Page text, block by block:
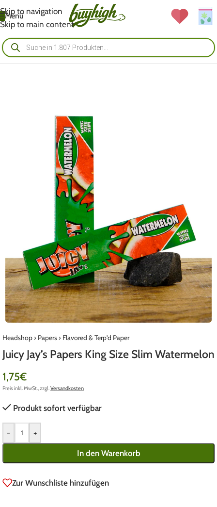
Skip to navigation
Skip to main content
Menü
Headshop› Papers› Flavored & Terp'd Paper
Juicy Jay’s Papers King Size Slim Watermelon
1,75€
Preis inkl. MwSt., zzgl.Versandkosten
Produkt sofort verfügbar
- +
In den Warenkorb
Zur Wunschliste hinzufügen